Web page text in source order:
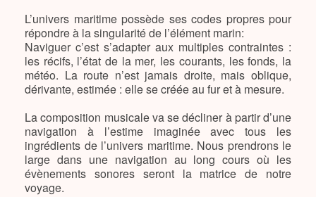
L’univers maritime possède ses codes propres pour
répondre à la singularité de l’élément marin:
Naviguer c’est s’adapter aux multiples contraintes :
les récifs, l’état de la mer, les courants, les fonds, la
météo. La route n’est jamais droite, mais oblique,
dérivante, estimée : elle se créée au fur et à mesure.
La composition musicale va se décliner à partir d’une
navigation à l’estime imaginée avec tous les
ingrédients de l’univers maritime. Nous prendrons le
large dans une navigation au long cours où les
évènements sonores seront la matrice de notre
voyage.